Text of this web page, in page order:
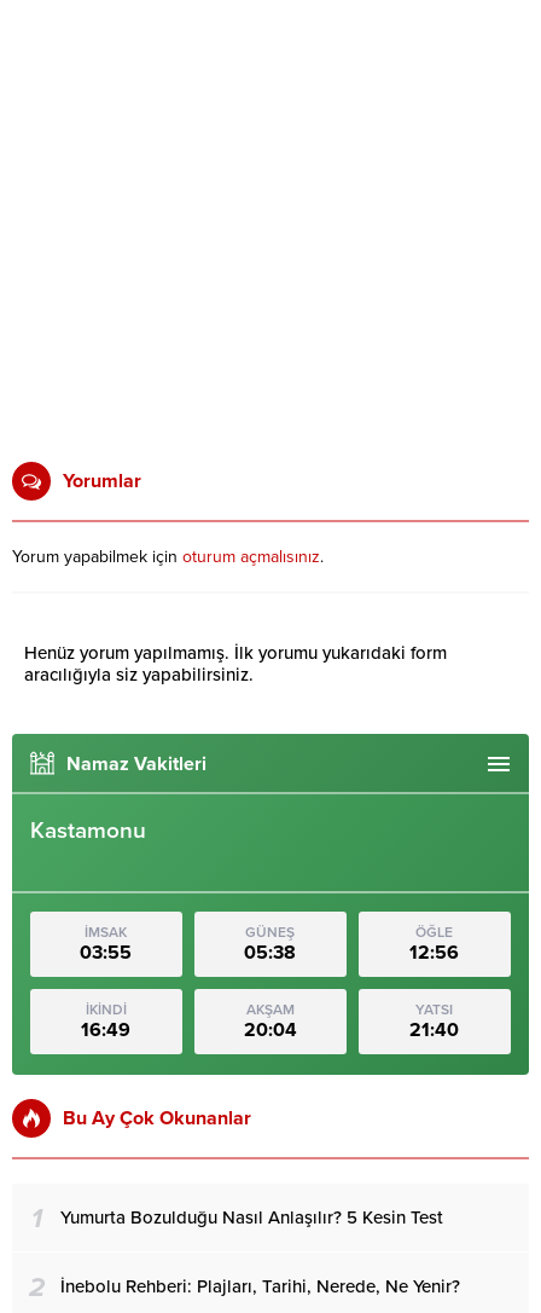
Yorumlar
Yorum yapabilmek için oturum açmalısınız.
Henüz yorum yapılmamış. İlk yorumu yukarıdaki form
aracılığıyla siz yapabilirsiniz.
Namaz Vakitleri
Kastamonu
İMSAK
03:55
GÜNEŞ
05:38
ÖĞLE
12:56
İKİNDİ
16:49
AKŞAM
20:04
YATSI
21:40
Bu Ay Çok Okunanlar
1 Yumurta Bozulduğu Nasıl Anlaşılır? 5 Kesin Test
2 İnebolu Rehberi: Plajları, Tarihi, Nerede, Ne Yenir?